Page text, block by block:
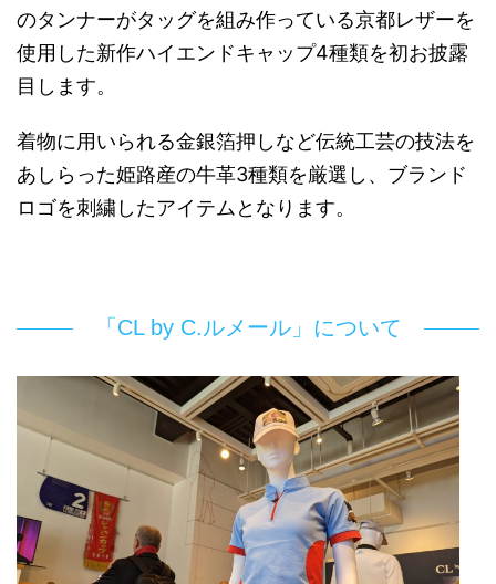
のタンナーがタッグを組み作っている京都レザーを
使用した新作ハイエンドキャップ4種類を初お披露
目します。
着物に用いられる金銀箔押しなど伝統工芸の技法を
あしらった姫路産の牛革3種類を厳選し、ブランド
ロゴを刺繍したアイテムとなります。
「CL by C.ルメール」について